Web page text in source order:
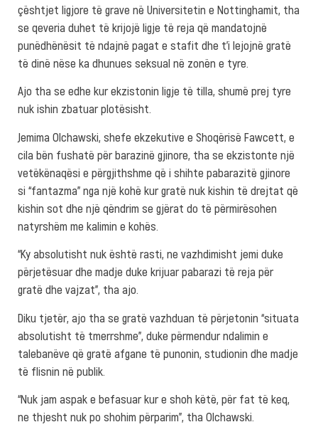
çështjet ligjore të grave në Universitetin e Nottinghamit, tha
se qeveria duhet të krijojë ligje të reja që mandatojnë
punëdhënësit të ndajnë pagat e stafit dhe t’i lejojnë gratë
të dinë nëse ka dhunues seksual në zonën e tyre.
Ajo tha se edhe kur ekzistonin ligje të tilla, shumë prej tyre
nuk ishin zbatuar plotësisht.
Jemima Olchawski, shefe ekzekutive e Shoqërisë Fawcett, e
cila bën fushatë për barazinë gjinore, tha se ekzistonte një
vetëkënaqësi e përgjithshme që i shihte pabarazitë gjinore
si “fantazma” nga një kohë kur gratë nuk kishin të drejtat që
kishin sot dhe një qëndrim se gjërat do të përmirësohen
natyrshëm me kalimin e kohës.
“Ky absolutisht nuk është rasti, ne vazhdimisht jemi duke
përjetësuar dhe madje duke krijuar pabarazi të reja për
gratë dhe vajzat”, tha ajo.
Diku tjetër, ajo tha se gratë vazhduan të përjetonin “situata
absolutisht të tmerrshme”, duke përmendur ndalimin e
talebanëve që gratë afgane të punonin, studionin dhe madje
të flisnin në publik.
“Nuk jam aspak e befasuar kur e shoh këtë, për fat të keq,
ne thjesht nuk po shohim përparim”, tha Olchawski.